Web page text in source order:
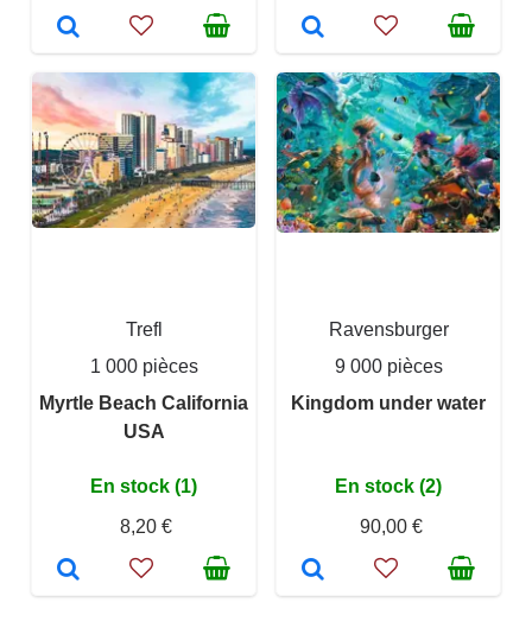
Trefl
1 000 pièces
Myrtle Beach California
USA
En stock (1)
8,20 €
Ravensburger
9 000 pièces
Kingdom under water
En stock (2)
90,00 €